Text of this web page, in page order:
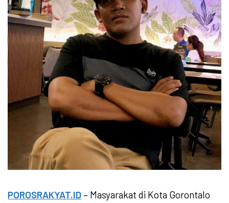
POROSRAKYAT.ID – Masyarakat di Kota Gorontalo